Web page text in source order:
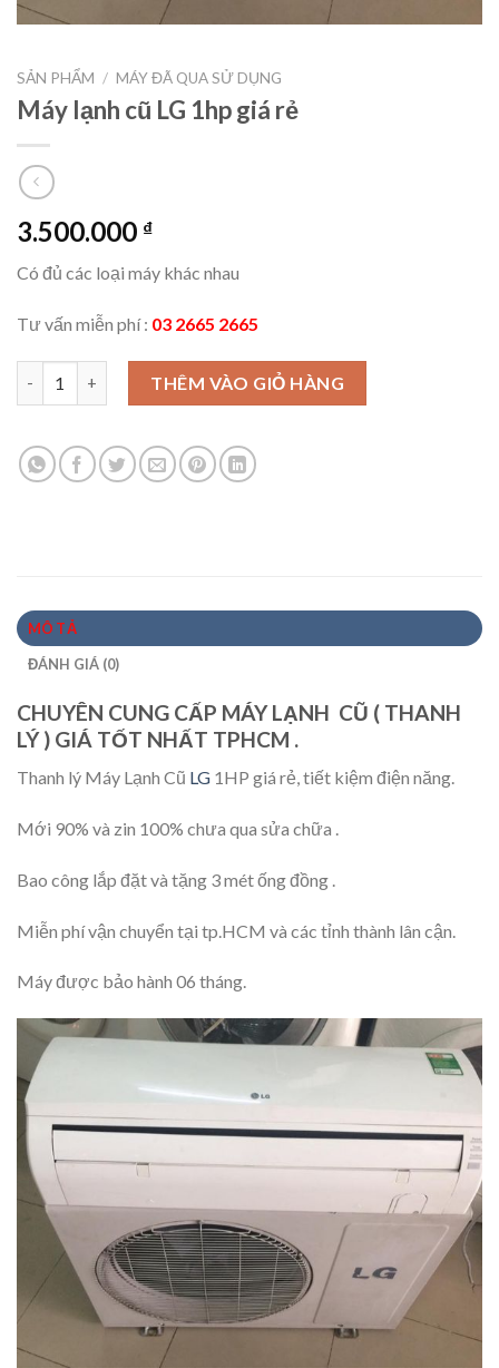
SẢN PHẨM / MÁY ĐÃ QUA SỬ DỤNG
Máy lạnh cũ LG 1hp giá rẻ
3.500.000 ₫
Có đủ các loại máy khác nhau
Tư vấn miễn phí : 03 2665 2665
Máy lạnh cũ LG 1hp giá rẻ số lượng
THÊM VÀO GIỎ HÀNG
MÔ TẢ
ĐÁNH GIÁ (0)
CHUYÊN CUNG CẤP MÁY LẠNH CŨ ( THANH
LÝ ) GIÁ TỐT NHẤT TPHCM .
Thanh lý Máy Lạnh Cũ LG 1HP giá rẻ, tiết kiệm điện năng.
Mới 90% và zin 100% chưa qua sửa chữa .
Bao công lắp đặt và tặng 3 mét ống đồng .
Miễn phí vận chuyển tại tp.HCM và các tỉnh thành lân cận.
Máy được bảo hành 06 tháng.